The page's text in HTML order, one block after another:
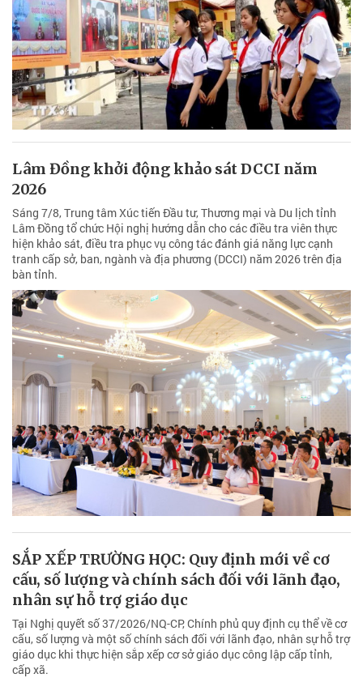
Lâm Đồng khởi động khảo sát DCCI năm
2026
Sáng 7/8, Trung tâm Xúc tiến Đầu tư, Thương mại và Du lịch tỉnh
Lâm Đồng tổ chức Hội nghị hướng dẫn cho các điều tra viên thực
hiện khảo sát, điều tra phục vụ công tác đánh giá năng lực cạnh
tranh cấp sở, ban, ngành và địa phương (DCCI) năm 2026 trên địa
bàn tỉnh.
SẮP XẾP TRƯỜNG HỌC: Quy định mới về cơ
cấu, số lượng và chính sách đối với lãnh đạo,
nhân sự hỗ trợ giáo dục
Tại Nghị quyết số 37/2026/NQ-CP, Chính phủ quy định cụ thể về cơ
cấu, số lượng và một số chính sách đối với lãnh đạo, nhân sự hỗ trợ
giáo dục khi thực hiện sắp xếp cơ sở giáo dục công lập cấp tỉnh,
cấp xã.